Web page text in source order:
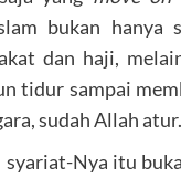
bukan hanya
dan haji,
tidur sampai
sudah Allah
Nya itu